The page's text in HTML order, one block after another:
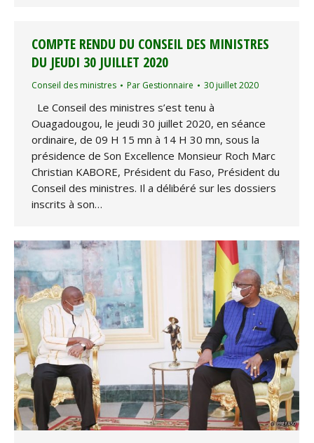
COMPTE RENDU DU CONSEIL DES MINISTRES
DU JEUDI 30 JUILLET 2020
Conseil des ministres Par Gestionnaire 30 juillet 2020
Le Conseil des ministres s’est tenu à
Ouagadougou, le jeudi 30 juillet 2020, en séance
ordinaire, de 09 H 15 mn à 14 H 30 mn, sous la
présidence de Son Excellence Monsieur Roch Marc
Christian KABORE, Président du Faso, Président du
Conseil des ministres. Il a délibéré sur les dossiers
inscrits à son…